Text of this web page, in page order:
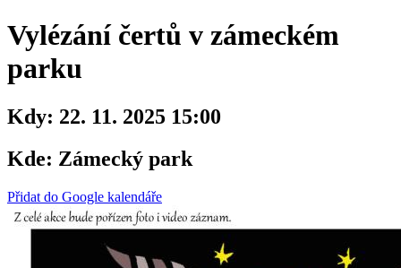
Vylézání čertů v zámeckém
parku
Kdy: 22. 11. 2025 15:00
Kde: Zámecký park
Přidat do Google kalendáře